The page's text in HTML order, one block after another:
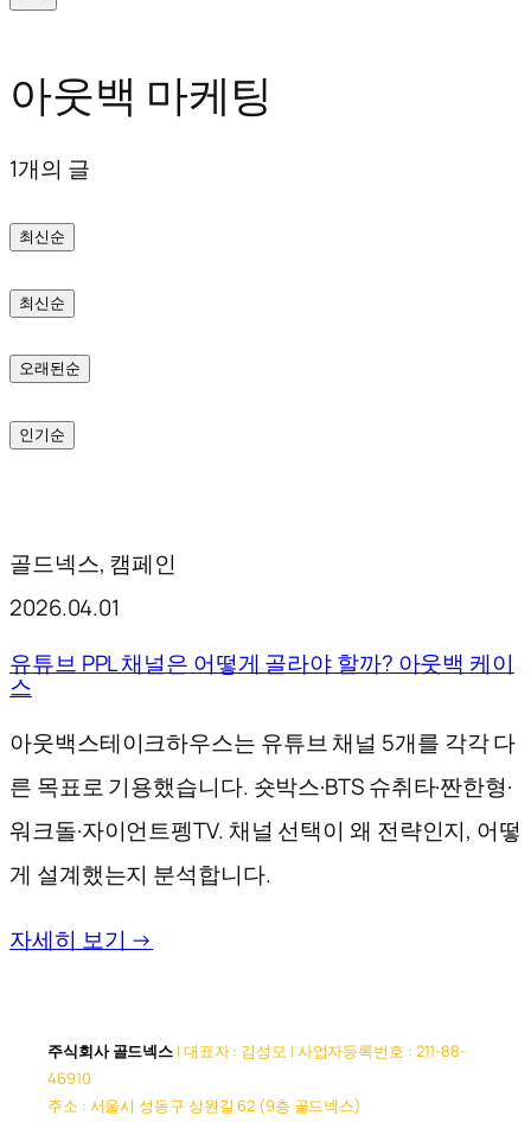
텐
로
로
가
아웃백 마케팅
1개의 글
최신순
최신순
오래된순
인기순
골드넥스, 캠페인
2026.04.01
유튜브 PPL 채널은 어떻게 골라야 할까? 아웃백 케이
스
아웃백스테이크하우스는 유튜브 채널 5개를 각각 다
른 목표로 기용했습니다. 숏박스·BTS 슈취타·짠한형·
워크돌·자이언트펭TV. 채널 선택이 왜 전략인지, 어떻
게 설계했는지 분석합니다.
자세히 보기 →
주식회사 골드넥스 | 대표자 : 김성모 | 사업자등록번호 : 211-88-
46910
주소 : 서울시 성동구 상원길 62 (9층 골드넥스)